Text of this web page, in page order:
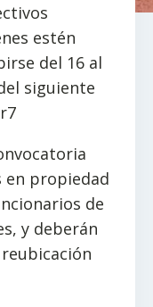
estén
del 16 al
siguiente
en propiedad
de
y deberán